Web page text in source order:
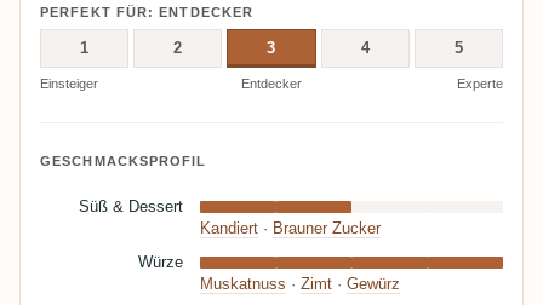
PERFEKT FÜR: ENTDECKER
1 2 3 4 5
Einsteiger Entdecker Experte
GESCHMACKSPROFIL
Süß & Dessert
Kandiert · Brauner Zucker
Würze
Muskatnuss · Zimt · Gewürz